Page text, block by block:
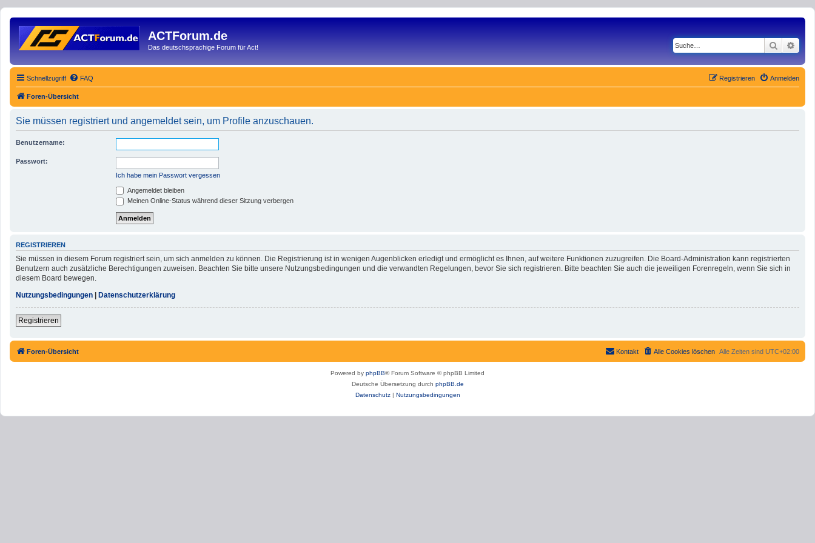
ACTForum.de
Das deutschsprachige Forum für Act! Suche
Schnellzugriff FAQ Anmelden
Registrieren
Foren-Übersicht
Sie müssen registriert und angemeldet sein, um Profile anzuschauen.
Benutzername:
Passwort:
Ich habe mein Passwort vergessen
Angemeldet bleiben
Meinen Online-Status während dieser Sitzung verbergen
REGISTRIEREN
Sie müssen in diesem Forum registriert sein, um sich anmelden zu können. Die Registrierung ist in wenigen Augenblicken erledigt und ermöglicht es Ihnen, auf weitere Funktionen zuzugreifen. Die Board-Administration kann registrierten
Benutzern auch zusätzliche Berechtigungen zuweisen. Beachten Sie bitte unsere Nutzungsbedingungen und die verwandten Regelungen, bevor Sie sich registrieren. Bitte beachten Sie auch die jeweiligen Forenregeln, wenn Sie sich in
diesem Board bewegen.
Nutzungsbedingungen
Datenschutzerklärung
Registrieren
Foren-Übersicht Alle Zeiten sind UTC+02:00
Alle Cookies löschen
Kontakt
Powered by phpBB® Forum Software © phpBB Limited
Deutsche Übersetzung durch phpBB.de
Datenschutz| Nutzungsbedingungen